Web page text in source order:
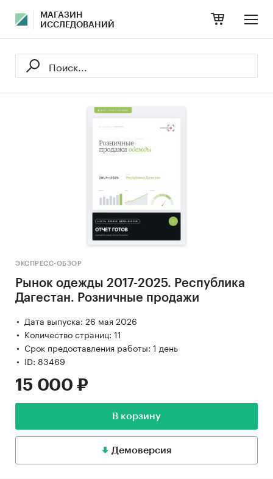
МАГАЗИН
ИССЛЕДОВАНИЙ
ЭКСПРЕСС-ОБЗОР
Рынок одежды 2017-2025. Республика
Дагестан. Розничные продажи
Дата выпуска: 26 мая 2026
Количество страниц: 11
Срок предоставления работы: 1 день
ID: 83469
15 000 ₽
В корзину
Демоверсия